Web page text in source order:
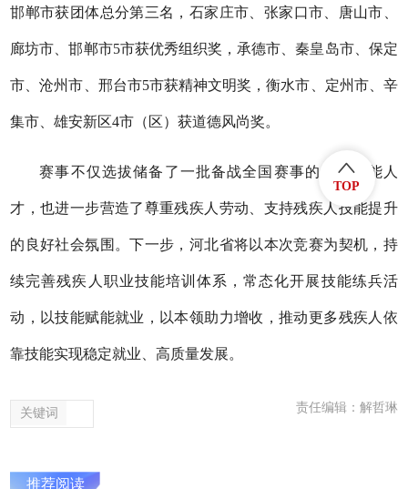
邯郸市获团体总分第三名，石家庄市、 张家口市、 唐山市、
廊坊市 、邯郸市5市获优秀组织奖，承德市、秦皇岛市、 保定
市、沧州市、邢台市5市获精神文明奖，衡水市 定州市、辛
集市、雄安新区4市（区）获道德风尚奖。
赛事不仅选拔储备了一批备战全国赛事的优秀技能人
才，也进一步营造了尊重残疾人劳动、支持残疾人技能提升
的良好社会氛围。下一步，河北省将以本次竞赛为契机，持
续完善残疾人职业技能培训体系，常态化开展技能练兵活
动，以技能赋能就业，以本领助力增收，推动更多残疾人依
靠技能实现稳定就业、高质量发展。
关键词 责任编辑：解哲琳
推荐阅读
TOP